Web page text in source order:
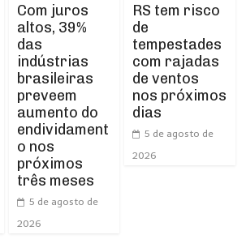
Com juros
altos, 39%
das
indústrias
brasileiras
preveem
aumento do
endividament
o nos
próximos
três meses
5 de agosto de
2026
RS tem risco
de
tempestades
com rajadas
de ventos
nos próximos
dias
5 de agosto de
2026